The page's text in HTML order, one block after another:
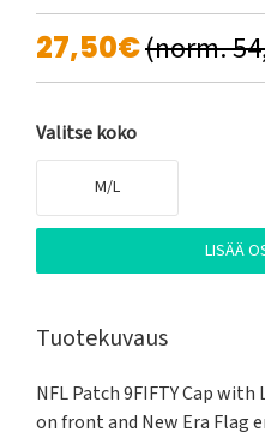
27,50€(norm.
Valitse koko
M/L
LISÄÄ
Tuotekuvaus
NFL Patch 9FIFTY Cap
on front and New Era Flag